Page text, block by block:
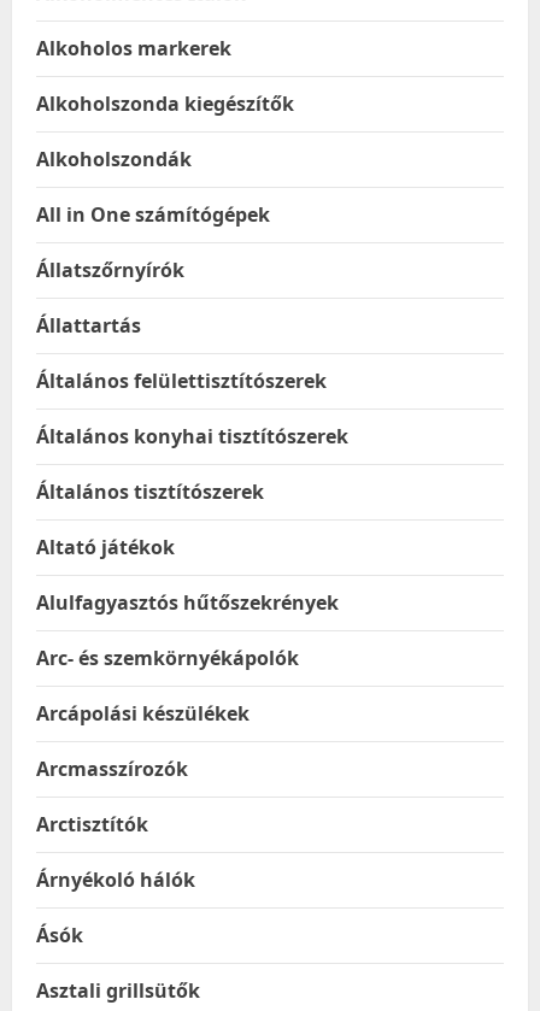
Alkoholos markerek
Alkoholszonda kiegészítők
Alkoholszondák
All in One számítógépek
Állatszőrnyírók
Állattartás
Általános felülettisztítószerek
Általános konyhai tisztítószerek
Általános tisztítószerek
Altató játékok
Alulfagyasztós hűtőszekrények
Arc- és szemkörnyékápolók
Arcápolási készülékek
Arcmasszírozók
Arctisztítók
Árnyékoló hálók
Ásók
Asztali grillsütők